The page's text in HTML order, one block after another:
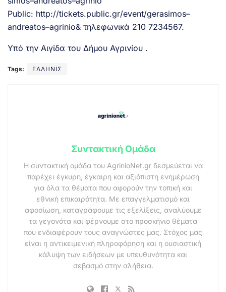
Public: http://tickets.public.gr/event/gerasimos–
andreatos–agrinio& τηλεφωνικά 210 7234567.
Υπό την Αιγίδα του Δήμου Αγρινίου .
Tags: ΕΛΛΗΝΙΣ
Συντακτική Ομάδα
Η συντακτική ομάδα του AgrinioNet.gr δεσμεύεται να
παρέχει έγκυρη, έγκαιρη και αξιόπιστη ενημέρωση
για όλα τα θέματα που αφορούν την τοπική και
εθνική επικαιρότητα. Με επαγγελματισμό και
αφοσίωση, καταγράφουμε τις εξελίξεις, αναλύουμε
τα γεγονότα και φέρνουμε στο προσκήνιο θέματα
που ενδιαφέρουν τους αναγνώστες μας. Στόχος μας
είναι η αντικειμενική πληροφόρηση και η ουσιαστική
κάλυψη των ειδήσεων με υπευθυνότητα και
σεβασμό στην αλήθεια.